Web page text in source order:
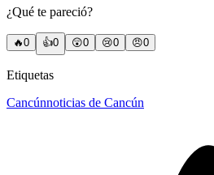
¿Qué te pareció?
🔥0 👍0 😲0 😢0 😠0
Etiquetas
Cancúnnoticias de Cancún